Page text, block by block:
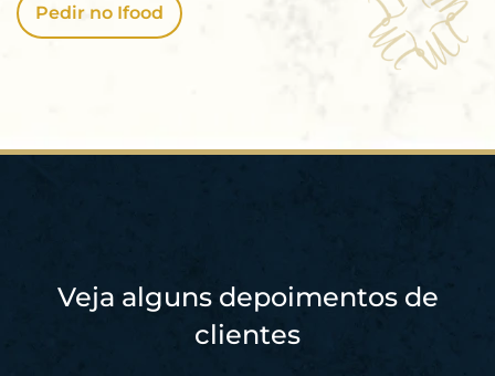
Pedir no Ifood
Veja alguns depoimentos de
clientes